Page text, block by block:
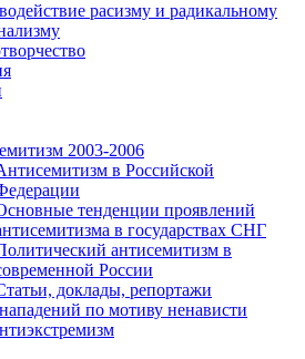
расизму и радикальному
2003-2006
в Российской
тенденции проявлений
в государствах СНГ
антисемитизм в
России
доклады, репортажи
по мотиву ненависти